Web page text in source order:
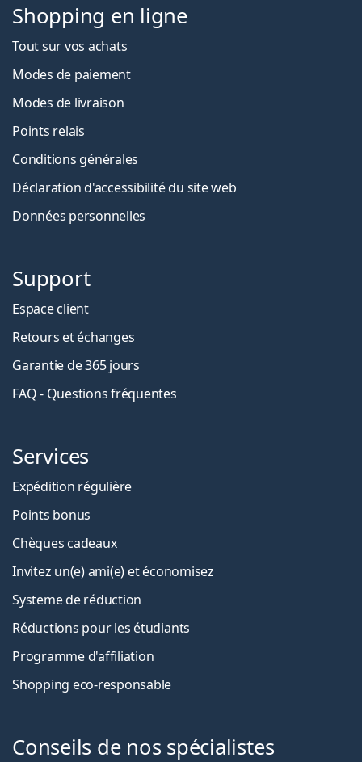
Shopping en ligne
Tout sur vos achats
Modes de paiement
Modes de livraison
Points relais
Conditions générales
Déclaration d'accessibilité du site web
Données personnelles
Support
Espace client
Retours et échanges
Garantie de 365 jours
FAQ - Questions fréquentes
Services
Expédition régulière
Points bonus
Chèques cadeaux
Invitez un(e) ami(e) et économisez
Systeme de réduction
Réductions pour les étudiants
Programme d'affiliation
Shopping eco-responsable
Conseils de nos spécialistes